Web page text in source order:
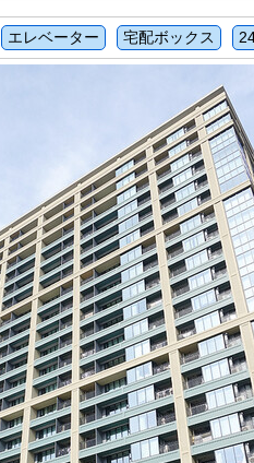
エレベーター 宅配ボックス